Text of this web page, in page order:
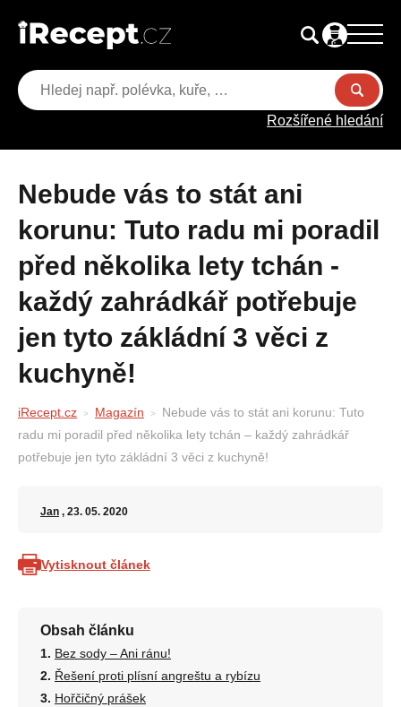
Rozšířené hledání
Nebude vás to stát ani
korunu: Tuto radu mi poradil
před několika lety tchán -
každý zahrádkář potřebuje
jen tyto zákládní 3 věci z
kuchyně!
iRecept.cz Magazín
Nebude vás to stát ani korunu: Tuto
radu mi poradil před několika lety tchán – každý zahrádkář
potřebuje jen tyto zákládní 3 věci z kuchyně!
Jan , 23. 05. 2020
Vytisknout článek
Obsah článku
Bez sody – Ani ránu!
Řešení proti plísní angreštu a rybízu
Hořčičný prášek